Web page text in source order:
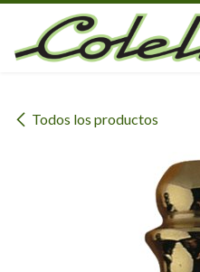
Ir al contenido
Todos los productos